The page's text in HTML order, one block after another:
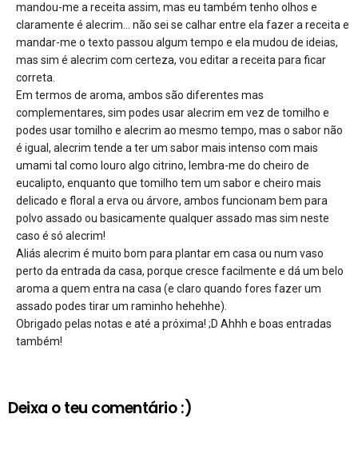
mandou-me a receita assim, mas eu também tenho olhos e
claramente é alecrim… não sei se calhar entre ela fazer a receita e
mandar-me o texto passou algum tempo e ela mudou de ideias,
mas sim é alecrim com certeza, vou editar a receita para ficar
correta.
Em termos de aroma, ambos são diferentes mas
complementares, sim podes usar alecrim em vez de tomilho e
podes usar tomilho e alecrim ao mesmo tempo, mas o sabor não
é igual, alecrim tende a ter um sabor mais intenso com mais
umami tal como louro algo citrino, lembra-me do cheiro de
eucalipto, enquanto que tomilho tem um sabor e cheiro mais
delicado e floral a erva ou árvore, ambos funcionam bem para
polvo assado ou basicamente qualquer assado mas sim neste
caso é só alecrim!
Aliás alecrim é muito bom para plantar em casa ou num vaso
perto da entrada da casa, porque cresce facilmente e dá um belo
aroma a quem entra na casa (e claro quando fores fazer um
assado podes tirar um raminho hehehhe).
Obrigado pelas notas e até a próxima! ;D Ahhh e boas entradas
também!
Deixa o teu comentário :)